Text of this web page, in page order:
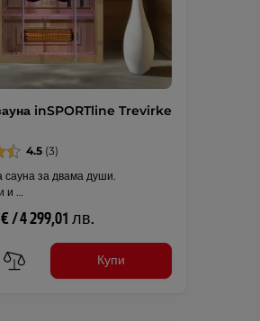
inSPORTline Trevirke
4.5(3)
за двама души.
и …
/ 4 299,01 лв.
Купи